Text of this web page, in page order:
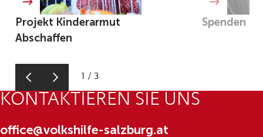
Projekt Kinderarmut
Abschaffen
Spenden
1 / 3
KONTAKTIEREN SIE UNS
office@volkshilfe-salzburg.at